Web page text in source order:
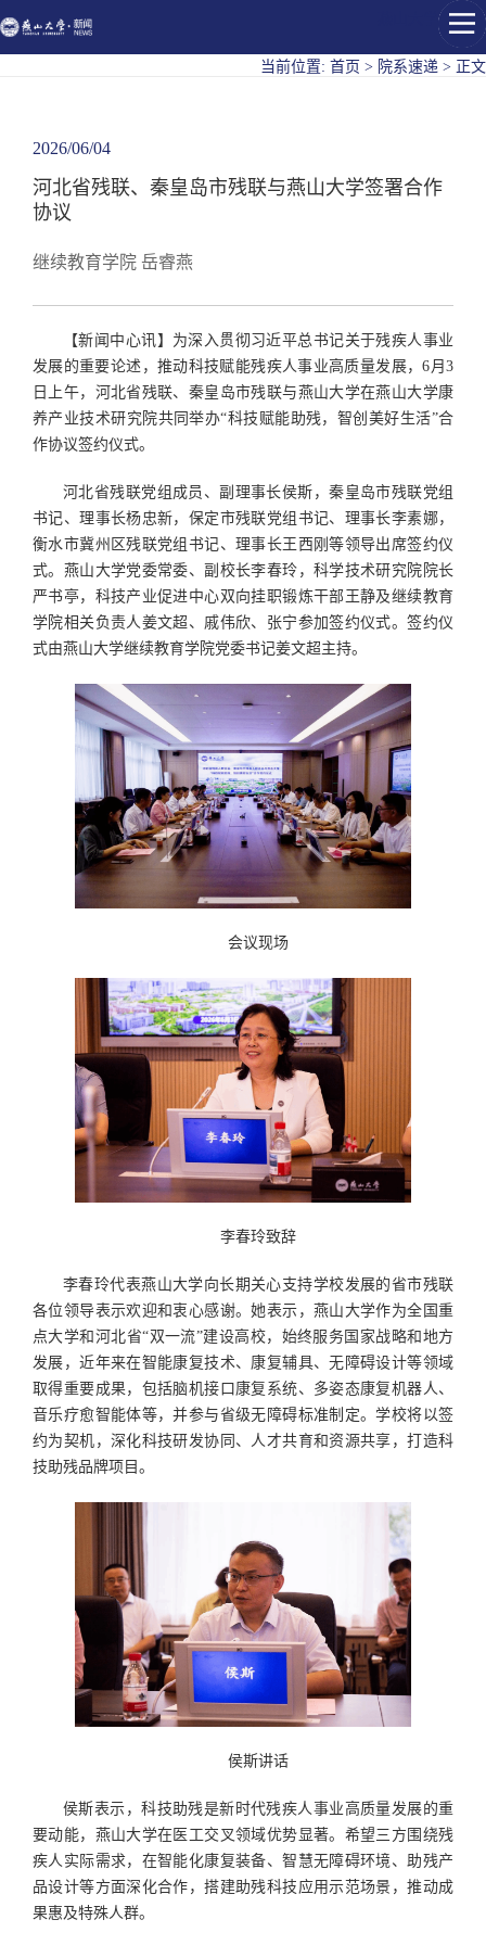
当前位置: 首页 > 院系速递 > 正文
2026/06/04
河北省残联、秦皇岛市残联与燕山大学签署合作
协议
继续教育学院 岳睿燕
【新闻中心讯】为深入贯彻习近平总书记关于残疾人事业
发展的重要论述，推动科技赋能残疾人事业高质量发展，6月3
日上午，河北省残联、秦皇岛市残联与燕山大学在燕山大学康
养产业技术研究院共同举办“科技赋能助残，智创美好生活”合
作协议签约仪式。
河北省残联党组成员、副理事长侯斯，秦皇岛市残联党组
书记、理事长杨忠新，保定市残联党组书记、理事长李素娜，
衡水市冀州区残联党组书记、理事长王西刚等领导出席签约仪
式。燕山大学党委常委、副校长李春玲，科学技术研究院院长
严书亭，科技产业促进中心双向挂职锻炼干部王静及继续教育
学院相关负责人姜文超、戚伟欣、张宁参加签约仪式。签约仪
式由燕山大学继续教育学院党委书记姜文超主持。
会议现场
李春玲致辞
李春玲代表燕山大学向长期关心支持学校发展的省市残联
各位领导表示欢迎和衷心感谢。她表示，燕山大学作为全国重
点大学和河北省“双一流”建设高校，始终服务国家战略和地方
发展，近年来在智能康复技术、康复辅具、无障碍设计等领域
取得重要成果，包括脑机接口康复系统、多姿态康复机器人、
音乐疗愈智能体等，并参与省级无障碍标准制定。学校将以签
约为契机，深化科技研发协同、人才共育和资源共享，打造科
技助残品牌项目。
侯斯讲话
侯斯表示，科技助残是新时代残疾人事业高质量发展的重
要动能，燕山大学在医工交叉领域优势显著。希望三方围绕残
疾人实际需求，在智能化康复装备、智慧无障碍环境、助残产
品设计等方面深化合作，搭建助残科技应用示范场景，推动成
果惠及特殊人群。